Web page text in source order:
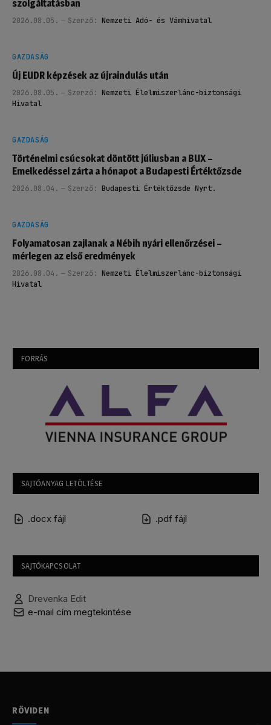
szolgáltatásban
2026.08.05. Szerző: Nemzeti Adó- és Vámhivatal
GAZDASÁG
Új EUDR képzések az újraindulás után
2026.08.05. Szerző: Nemzeti Élelmiszerlánc-biztonsági
Hivatal
GAZDASÁG
Történelmi csúcsokat döntött júliusban a BUX –
Emelkedéssel zárta a hónapot a Budapesti Értéktőzsde
2026.08.04. Szerző: Budapesti Értéktőzsde Nyrt.
GAZDASÁG
Folyamatosan zajlanak a Nébih nyári ellenőrzései –
mérlegen az első eredmények
2026.08.04. Szerző: Nemzeti Élelmiszerlánc-biztonsági
Hivatal
FORRÁS
SAJTÓANYAG LETÖLTÉSE
.docx fájl .pdf fájl
SAJTÓKAPCSOLAT
Drevenka Edit
e-mail cím megtekintése
RÖVIDEN